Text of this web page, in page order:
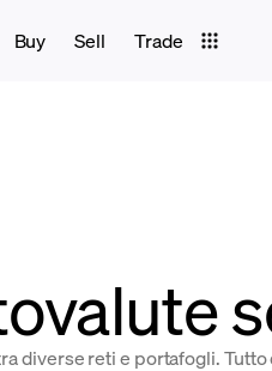
Buy Sell Trade
diverse reti e portafogli.